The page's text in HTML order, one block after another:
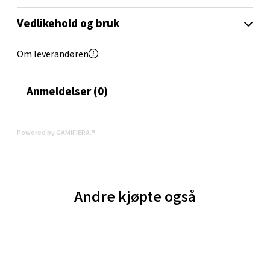
Vedlikehold og bruk
Om leverandøren
Anmeldelser (0)
Powered by GAMIFIERA.®
Andre kjøpte også
0 i butikk